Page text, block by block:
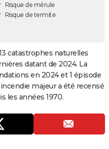
Risque de mérule
Risque de termite
catastrophes naturelles
datant de 2024. La
en 2024 et 1 épisode
majeur a été recensé
les années 1970.